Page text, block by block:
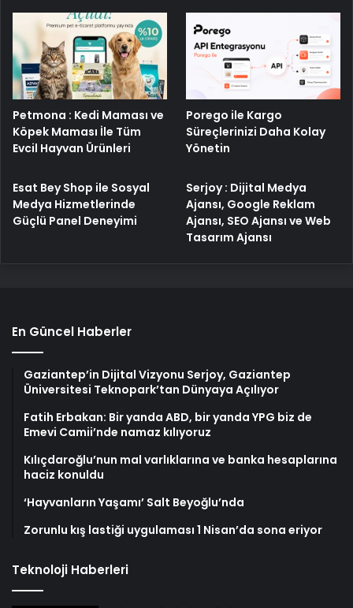
Petmona : Kedi Maması ve
Köpek Maması İle Tüm
Evcil Hayvan Ürünleri
Porego ile Kargo
Süreçlerinizi Daha Kolay
Yönetin
Esat Bey Shop ile Sosyal
Medya Hizmetlerinde
Güçlü Panel Deneyimi
Serjoy : Dijital Medya
Ajansı, Google Reklam
Ajansı, SEO Ajansı ve Web
Tasarım Ajansı
En Güncel Haberler
Gaziantep’in Dijital Vizyonu Serjoy, Gaziantep
Üniversitesi Teknopark’tan Dünyaya Açılıyor
Fatih Erbakan: Bir yanda ABD, bir yanda YPG biz de
Emevi Camii’nde namaz kılıyoruz
Kılıçdaroğlu’nun mal varlıklarına ve banka hesaplarına
haciz konuldu
‘Hayvanların Yaşamı’ Salt Beyoğlu’nda
Zorunlu kış lastiği uygulaması 1 Nisan’da sona eriyor
Teknoloji Haberleri